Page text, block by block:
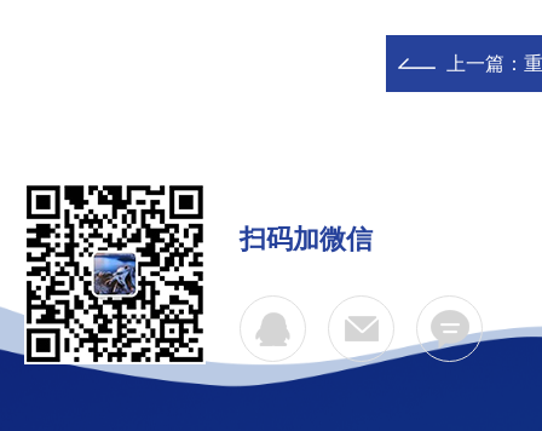
上一篇：
扫码加微信